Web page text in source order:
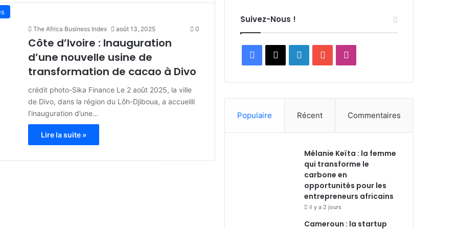
The Africa Business Index août 13, 2025 0
Côte d’Ivoire : Inauguration
d’une nouvelle usine de
transformation de cacao à Divo
crédit photo-Sika Finance Le 2 août 2025, la ville
de Divo, dans la région du Lôh-Djiboua, a accueilli
l’inauguration d’une…
Lire la suite »
Suivez-Nous !
c
e
n
k
d
n
u
b
e
s
t
g
a
m
Populaire Récent Commentaires
Mélanie Keïta : la femme
qui transforme le
carbone en
opportunités pour les
entrepreneurs africains
il y a 2 jours
Cameroun : la startup